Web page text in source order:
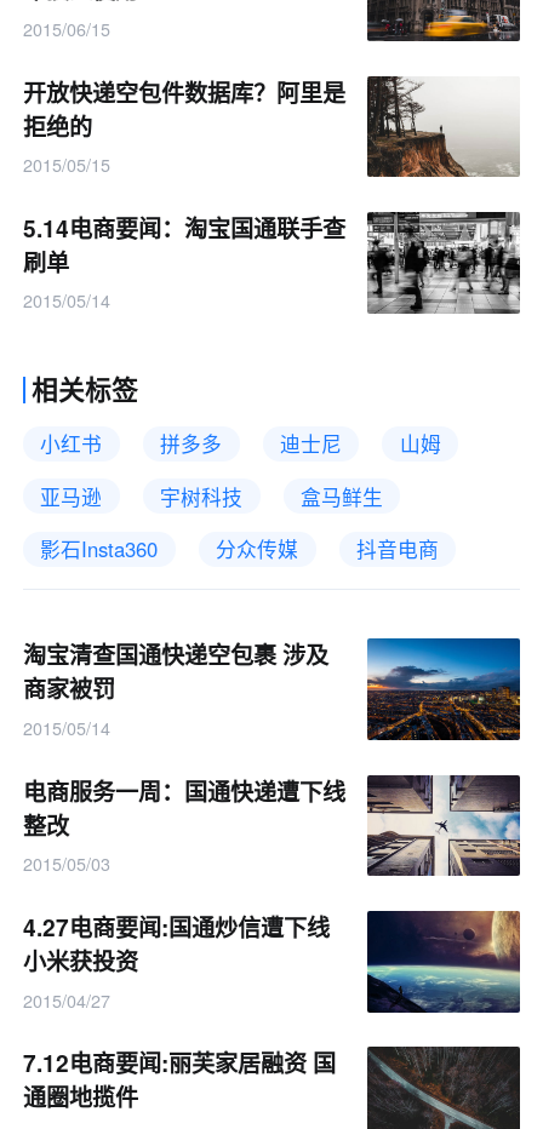
2015/06/15
开放快递空包件数据库？阿里是
拒绝的
2015/05/15
5.14电商要闻：淘宝国通联手查
刷单
2015/05/14
相关标签
小红书 拼多多 迪士尼
山姆
亚马逊
宇树科技
盒马鲜生
影石Insta360
分众传媒 抖音电商
淘宝清查国通快递空包裹 涉及
商家被罚
2015/05/14
电商服务一周：国通快递遭下线
整改
2015/05/03
4.27电商要闻:国通炒信遭下线
小米获投资
2015/04/27
7.12电商要闻:丽芙家居融资 国
通圈地揽件